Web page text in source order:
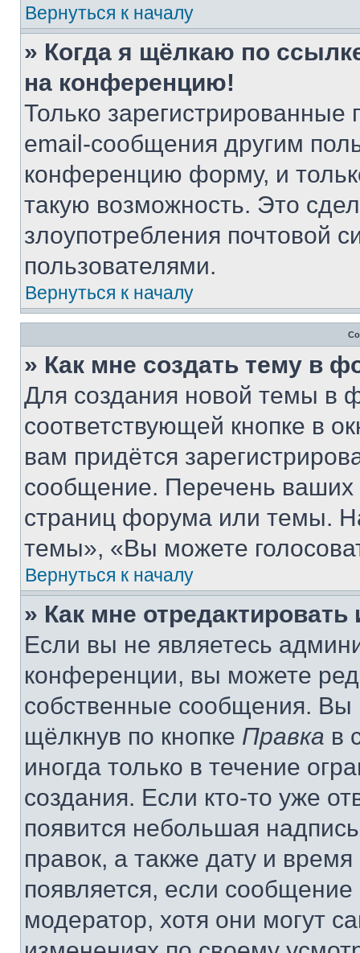
Вернуться к началу
» Когда я щёлкаю по
на конференцию!
Только зарегистрированные
email-сообщения другим
конференцию форму, и
такую возможность. Это
злоупотребления почтовой
пользователями.
Вернуться к началу
» Как мне создать тему в
Для создания новой темы в
соответствующей кнопке в
вам придётся
сообщение. Перечень ваших
страниц форума или темы.
темы», «Вы можете
Вернуться к началу
» Как мне
Если вы не являетесь
конференции, вы можете
собственные сообщения. Вы
щёлкнув по кнопке Правка в
иногда только в течение
создания. Если кто-то уже
появится небольшая
правок, а также дату и
появляется, если
модератор, хотя они могут